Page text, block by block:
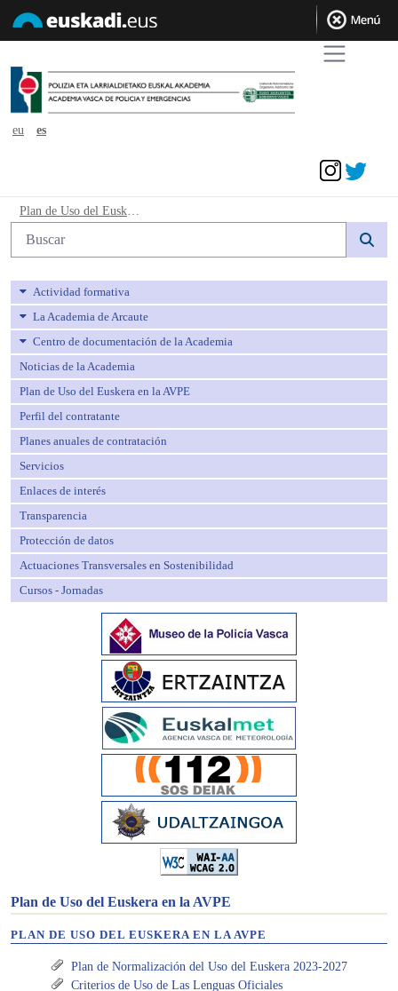
eu
es
Plan de Uso del Euskera en la AVPE -
Búsqueda web
Actividad formativa
La Academia de Arcaute
Centro de documentación de la Academia
Noticias de la Academia
Plan de Uso del Euskera en la AVPE
Perfil del contratante
Planes anuales de contratación
Servicios
Enlaces de interés
Transparencia
Protección de datos
Actuaciones Transversales en Sostenibilidad
Cursos - Jornadas
Plan de Uso del Euskera en la AVPE
PLAN DE USO DEL EUSKERA EN LA AVPE
Plan de Normalización del Uso del Euskera 2023-2027
Criterios de Uso de Las Lenguas Oficiales